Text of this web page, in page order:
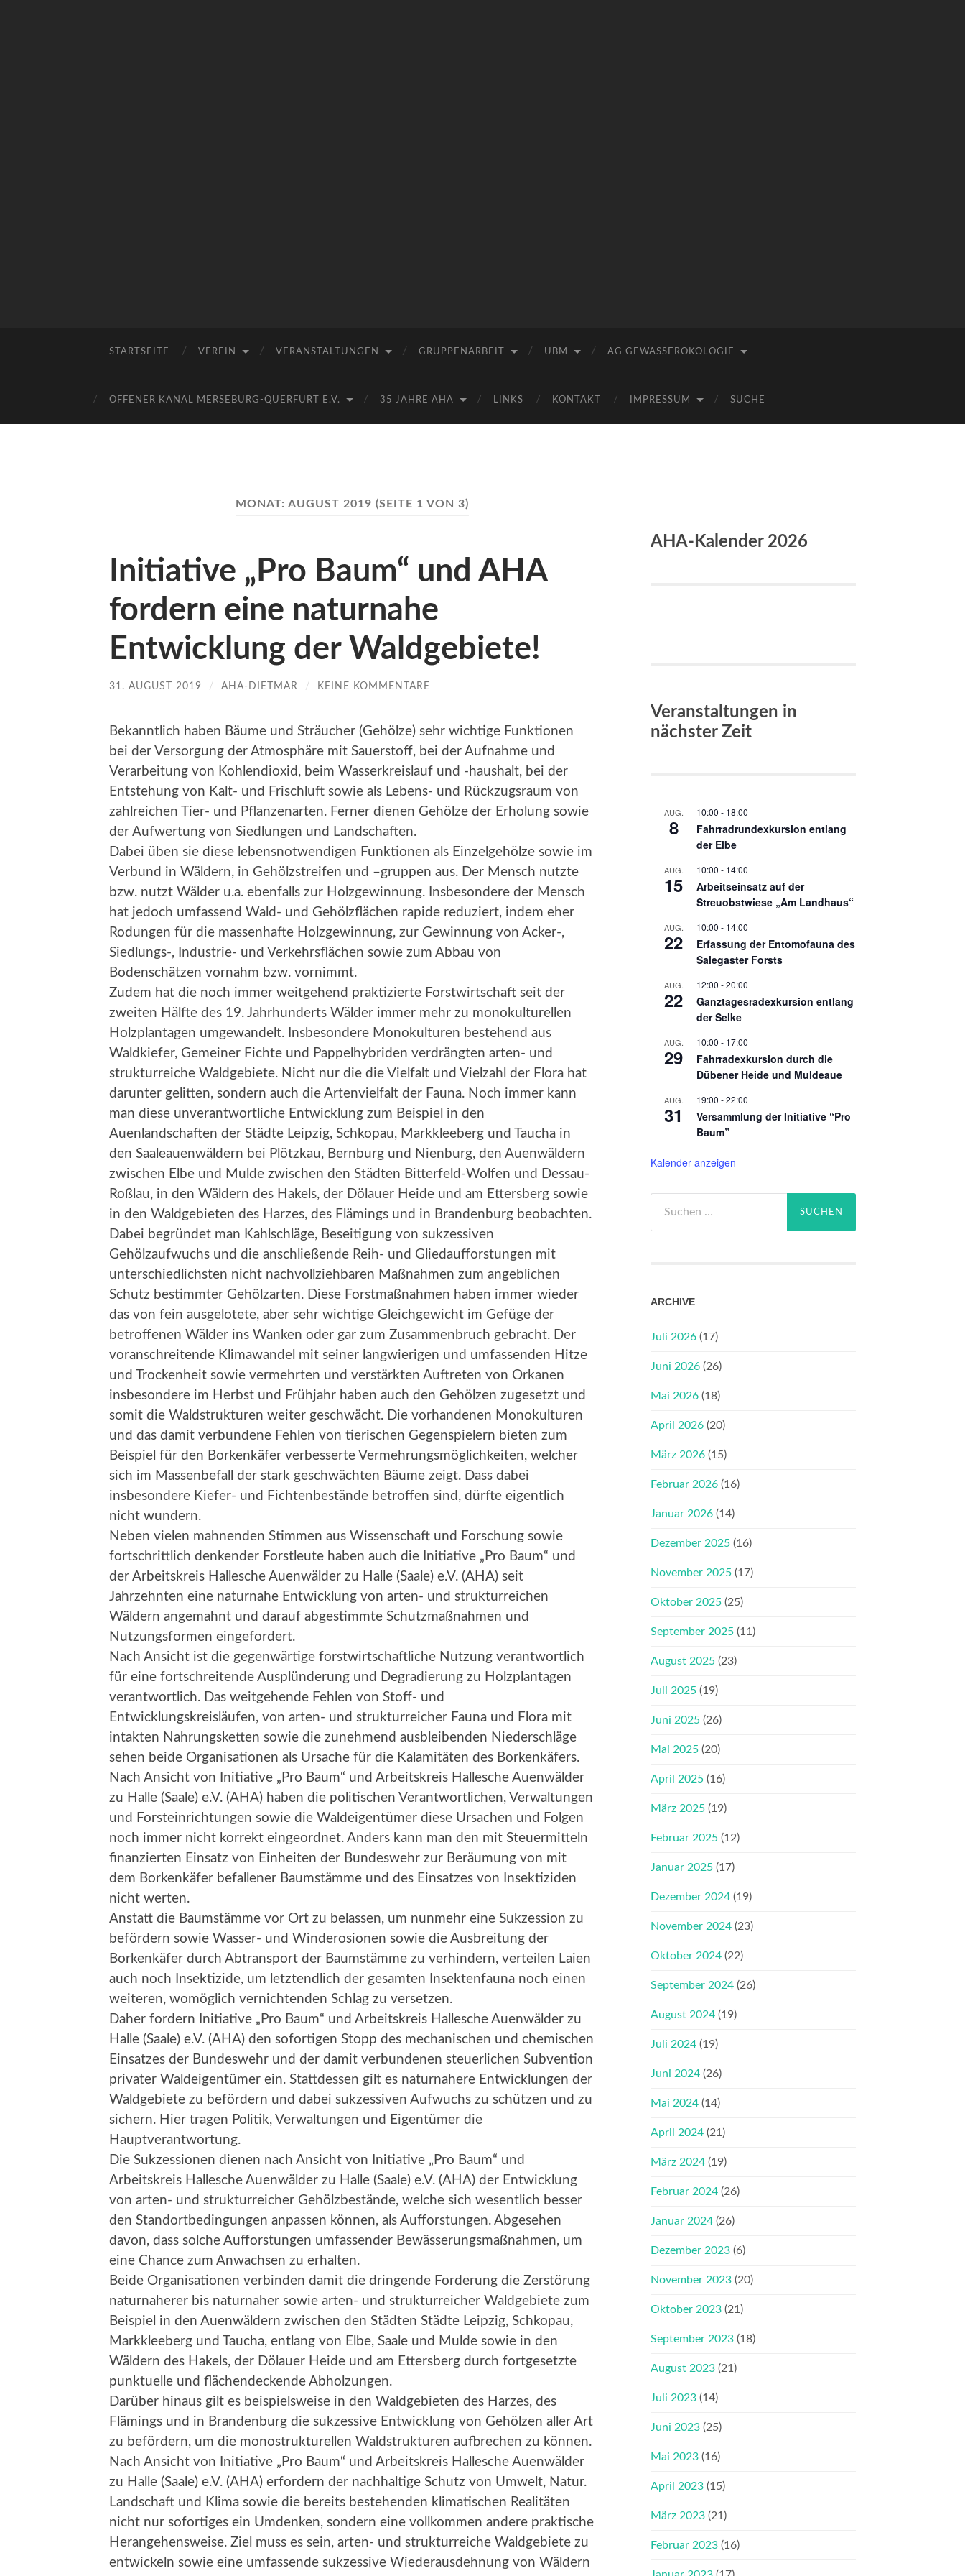
e.V.
STARTSEITE VEREIN VERANSTALTUNGEN GRUPPENARBEIT UBM AG GEWÄSSERÖKOLOGIE
OFFENER KANAL MERSEBURG-QUERFURT E.V. 35 JAHRE AHA LINKS KONTAKT IMPRESSUM SUCHE
MONAT: AUGUST 2019 (SEITE 1 VON 3)
Initiative „Pro Baum“ und AHA
fordern eine naturnahe
Entwicklung der Waldgebiete!
31. AUGUST 2019 / AHA-DIETMAR / KEINE KOMMENTARE
Bekanntlich haben Bäume und Sträucher (Gehölze) sehr wichtige Funktionen
bei der Versorgung der Atmosphäre mit Sauerstoff, bei der Aufnahme und
Verarbeitung von Kohlendioxid, beim Wasserkreislauf und -haushalt, bei der
Entstehung von Kalt- und Frischluft sowie als Lebens- und Rückzugsraum von
zahlreichen Tier- und Pflanzenarten. Ferner dienen Gehölze der Erholung sowie
der Aufwertung von Siedlungen und Landschaften.
Dabei üben sie diese lebensnotwendigen Funktionen als Einzelgehölze sowie im
Verbund in Wäldern, in Gehölzstreifen und –gruppen aus. Der Mensch nutzte
bzw. nutzt Wälder u.a. ebenfalls zur Holzgewinnung. Insbesondere der Mensch
hat jedoch umfassend Wald- und Gehölzflächen rapide reduziert, indem eher
Rodungen für die massenhafte Holzgewinnung, zur Gewinnung von Acker-,
Siedlungs-, Industrie- und Verkehrsflächen sowie zum Abbau von
Bodenschätzen vornahm bzw. vornimmt.
Zudem hat die noch immer weitgehend praktizierte Forstwirtschaft seit der
zweiten Hälfte des 19. Jahrhunderts Wälder immer mehr zu monokulturellen
Holzplantagen umgewandelt. Insbesondere Monokulturen bestehend aus
Waldkiefer, Gemeiner Fichte und Pappelhybriden verdrängten arten- und
strukturreiche Waldgebiete. Nicht nur die die Vielfalt und Vielzahl der Flora hat
darunter gelitten, sondern auch die Artenvielfalt der Fauna. Noch immer kann
man diese unverantwortliche Entwicklung zum Beispiel in den
Auenlandschaften der Städte Leipzig, Schkopau, Markkleeberg und Taucha in
den Saaleauenwäldern bei Plötzkau, Bernburg und Nienburg, den Auenwäldern
zwischen Elbe und Mulde zwischen den Städten Bitterfeld-Wolfen und Dessau-
Roßlau, in den Wäldern des Hakels, der Dölauer Heide und am Ettersberg sowie
in den Waldgebieten des Harzes, des Flämings und in Brandenburg beobachten.
Dabei begründet man Kahlschläge, Beseitigung von sukzessiven
Gehölzaufwuchs und die anschließende Reih- und Gliedaufforstungen mit
unterschiedlichsten nicht nachvollziehbaren Maßnahmen zum angeblichen
Schutz bestimmter Gehölzarten. Diese Forstmaßnahmen haben immer wieder
das von fein ausgelotete, aber sehr wichtige Gleichgewicht im Gefüge der
betroffenen Wälder ins Wanken oder gar zum Zusammenbruch gebracht. Der
voranschreitende Klimawandel mit seiner langwierigen und umfassenden Hitze
und Trockenheit sowie vermehrten und verstärkten Auftreten von Orkanen
insbesondere im Herbst und Frühjahr haben auch den Gehölzen zugesetzt und
somit die Waldstrukturen weiter geschwächt. Die vorhandenen Monokulturen
und das damit verbundene Fehlen von tierischen Gegenspielern bieten zum
Beispiel für den Borkenkäfer verbesserte Vermehrungsmöglichkeiten, welcher
sich im Massenbefall der stark geschwächten Bäume zeigt. Dass dabei
insbesondere Kiefer- und Fichtenbestände betroffen sind, dürfte eigentlich
nicht wundern.
Neben vielen mahnenden Stimmen aus Wissenschaft und Forschung sowie
fortschrittlich denkender Forstleute haben auch die Initiative „Pro Baum“ und
der Arbeitskreis Hallesche Auenwälder zu Halle (Saale) e.V. (AHA) seit
Jahrzehnten eine naturnahe Entwicklung von arten- und strukturreichen
Wäldern angemahnt und darauf abgestimmte Schutzmaßnahmen und
Nutzungsformen eingefordert.
Nach Ansicht ist die gegenwärtige forstwirtschaftliche Nutzung verantwortlich
für eine fortschreitende Ausplünderung und Degradierung zu Holzplantagen
verantwortlich. Das weitgehende Fehlen von Stoff- und
Entwicklungskreisläufen, von arten- und strukturreicher Fauna und Flora mit
intakten Nahrungsketten sowie die zunehmend ausbleibenden Niederschläge
sehen beide Organisationen als Ursache für die Kalamitäten des Borkenkäfers.
Nach Ansicht von Initiative „Pro Baum“ und Arbeitskreis Hallesche Auenwälder
zu Halle (Saale) e.V. (AHA) haben die politischen Verantwortlichen, Verwaltungen
und Forsteinrichtungen sowie die Waldeigentümer diese Ursachen und Folgen
noch immer nicht korrekt eingeordnet. Anders kann man den mit Steuermitteln
finanzierten Einsatz von Einheiten der Bundeswehr zur Beräumung von mit
dem Borkenkäfer befallener Baumstämme und des Einsatzes von Insektiziden
nicht werten.
Anstatt die Baumstämme vor Ort zu belassen, um nunmehr eine Sukzession zu
befördern sowie Wasser- und Winderosionen sowie die Ausbreitung der
Borkenkäfer durch Abtransport der Baumstämme zu verhindern, verteilen Laien
auch noch Insektizide, um letztendlich der gesamten Insektenfauna noch einen
weiteren, womöglich vernichtenden Schlag zu versetzen.
Daher fordern Initiative „Pro Baum“ und Arbeitskreis Hallesche Auenwälder zu
Halle (Saale) e.V. (AHA) den sofortigen Stopp des mechanischen und chemischen
Einsatzes der Bundeswehr und der damit verbundenen steuerlichen Subvention
privater Waldeigentümer ein. Stattdessen gilt es naturnahere Entwicklungen der
Waldgebiete zu befördern und dabei sukzessiven Aufwuchs zu schützen und zu
sichern. Hier tragen Politik, Verwaltungen und Eigentümer die
Hauptverantwortung.
Die Sukzessionen dienen nach Ansicht von Initiative „Pro Baum“ und
Arbeitskreis Hallesche Auenwälder zu Halle (Saale) e.V. (AHA) der Entwicklung
von arten- und strukturreicher Gehölzbestände, welche sich wesentlich besser
den Standortbedingungen anpassen können, als Aufforstungen. Abgesehen
davon, dass solche Aufforstungen umfassender Bewässerungsmaßnahmen, um
eine Chance zum Anwachsen zu erhalten.
Beide Organisationen verbinden damit die dringende Forderung die Zerstörung
naturnaherer bis naturnaher sowie arten- und strukturreicher Waldgebiete zum
Beispiel in den Auenwäldern zwischen den Städten Städte Leipzig, Schkopau,
Markkleeberg und Taucha, entlang von Elbe, Saale und Mulde sowie in den
Wäldern des Hakels, der Dölauer Heide und am Ettersberg durch fortgesetzte
punktuelle und flächendeckende Abholzungen.
Darüber hinaus gilt es beispielsweise in den Waldgebieten des Harzes, des
Flämings und in Brandenburg die sukzessive Entwicklung von Gehölzen aller Art
zu befördern, um die monostrukturellen Waldstrukturen aufbrechen zu können.
Nach Ansicht von Initiative „Pro Baum“ und Arbeitskreis Hallesche Auenwälder
zu Halle (Saale) e.V. (AHA) erfordern der nachhaltige Schutz von Umwelt, Natur.
Landschaft und Klima sowie die bereits bestehenden klimatischen Realitäten
nicht nur sofortiges ein Umdenken, sondern eine vollkommen andere praktische
Herangehensweise. Ziel muss es sein, arten- und strukturreiche Waldgebiete zu
entwickeln sowie eine umfassende sukzessive Wiederausdehnung von Wäldern
AHA-Kalender 2026
Veranstaltungen in
nächster Zeit
AUG.
8
10:00 - 18:00
Fahrradrundexkursion entlang
der Elbe
AUG.
15
10:00 - 14:00
Arbeitseinsatz auf der
Streuobstwiese „Am Landhaus“
AUG.
22
10:00 - 14:00
Erfassung der Entomofauna des
Salegaster Forsts
AUG.
22
12:00 -20:00
Ganztagesradexkursion entlang
der Selke
AUG.
29
10:00 - 17:00
Fahrradexkursion durch die
Dübener Heide und Muldeaue
AUG.
31
19:00 -22:00
Versammlung der Initiative “Pro
Baum”
Kalender anzeigen
nach:
ARCHIVE
Juli 2026 (17)
Juni 2026 (26)
Mai 2026 (18)
April 2026 (20)
März 2026 (15)
Februar 2026 (16)
Januar 2026 (14)
Dezember 2025 (16)
November 2025 (17)
Oktober 2025 (25)
September 2025 (11)
August 2025 (23)
Juli 2025 (19)
Juni 2025 (26)
Mai 2025 (20)
April 2025 (16)
März 2025 (19)
Februar 2025 (12)
Januar 2025 (17)
Dezember 2024 (19)
November 2024 (23)
Oktober 2024 (22)
September 2024 (26)
August 2024 (19)
Juli 2024 (19)
Juni 2024 (26)
Mai 2024 (14)
April 2024 (21)
März 2024 (19)
Februar 2024 (26)
Januar 2024 (26)
Dezember 2023 (6)
November 2023 (20)
Oktober 2023 (21)
September 2023 (18)
August 2023 (21)
Juli 2023 (14)
Juni 2023 (25)
Mai 2023 (16)
April 2023 (15)
März 2023 (21)
Februar 2023 (16)